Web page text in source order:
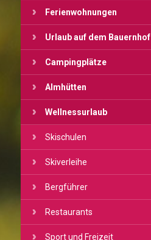
Ferienwohnungen
Urlaub auf dem Bauernhof
Campingplätze
Almhütten
Wellnessurlaub
Skischulen
Skiverleihe
Bergführer
Restaurants
Sport und Freizeit